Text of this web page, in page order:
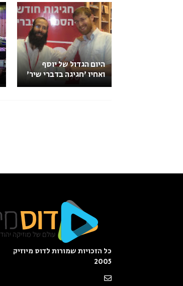
היום הגדול של יוסף
ואחיו 'חגיגה בדברי שיר'
כל הזכויות שמורות לדוס מיוזיק
2005